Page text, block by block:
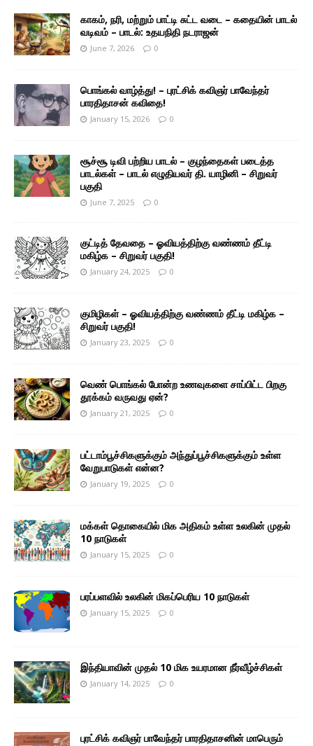
காகம், நரி, மற்றும் பாட்டி சுட்ட வடை – கதையின் பாடல்
வடிவம் – பாடல்: உதயநிதி நடராஜன்
June 7, 2026 0
பொங்கல் வாழ்த்து! – புரட்சிக் கவிஞர் பாவேந்தர்
பாரதிதாசன் கவிதை!
January 15, 2026 0
சூச்சூ டிவி பற்றிய பாடல் – குழந்தைகள் படைத்த
பாடல்கள் – பாடல் எழுதியவர் தி. யாழினி – சிறுவர்
பகுதி
June 7, 2025 0
குட்டித் தேவதை – ஓவியத்திற்கு வண்ணம் தீட்டி
மகிழ்க – சிறுவர் பகுதி!
January 24, 2025 0
குமிழிகள் – ஓவியத்திற்கு வண்ணம் தீட்டி மகிழ்க –
சிறுவர் பகுதி!
January 23, 2025 0
வெண் பொங்கல் போன்ற உணவுகளை சாப்பிட்ட பிறகு
தூக்கம் வருவது ஏன்?
January 21, 2025 0
பட்டாம்பூச்சிகளுக்கும் அந்துப்பூச்சிகளுக்கும் உள்ள
வேறுபாடுகள் என்ன?
January 19, 2025 0
மக்கள் தொகையில் மிக அதிகம் உள்ள உலகின் முதல்
10 நாடுகள்
January 15, 2025 0
பரப்பளவில் உலகின் மிகப்பெரிய 10 நாடுகள்
January 15, 2025 0
இந்தியாவின் முதல் 10 மிக உயரமான நீர்வீழ்ச்சிகள்
January 14, 2025 0
புரட்சிக் கவிஞர் பாவேந்தர் பாரதிதாசனின் மாபெரும்